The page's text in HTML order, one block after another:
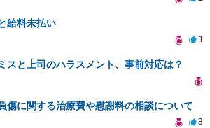
給料未払い
1
スと上司のハラスメント、事前対応は？
傷に関する治療費や慰謝料の相談について
3